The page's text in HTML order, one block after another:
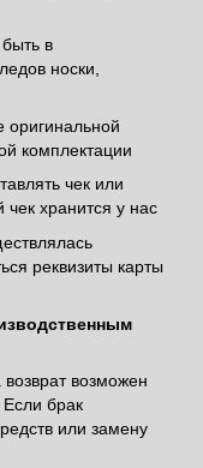
в
носки,
оригинальной
комплектации
чек или
хранится у нас
реквизиты карты
возможен
брак
или замену